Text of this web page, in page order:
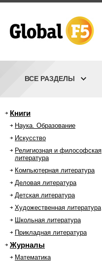
ВСЕ РАЗДЕЛЫ
Книги
Наука. Образование
Искусство
Религиозная и философская
литература
Компьютерная литература
Деловая литература
Детская литература
Художественная литература
Школьная литература
Прикладная литература
Журналы
Математика